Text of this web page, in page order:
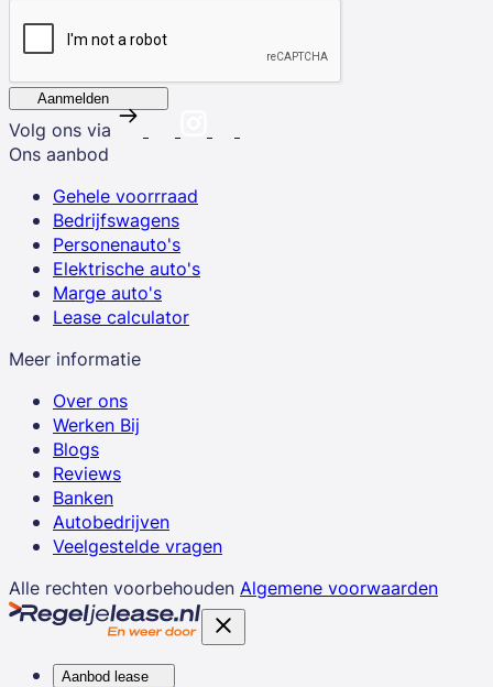
Aanmelden
Volg ons via
Ons aanbod
Gehele voorrraad
Bedrijfswagens
Personenauto's
Elektrische auto's
Marge auto's
Lease calculator
Meer informatie
Over ons
Werken Bij
Blogs
Reviews
Banken
Autobedrijven
Veelgestelde vragen
Alle rechten voorbehouden Algemene voorwaarden
Aanbod lease